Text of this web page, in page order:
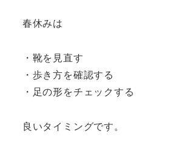
春休みは
・靴を見直す
・歩き方を確認する
・足の形をチェックする
良いタイミングです。